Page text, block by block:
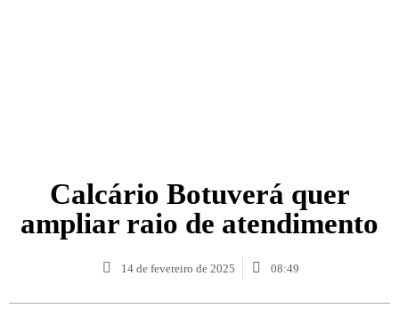
Calcário Botuverá quer
ampliar raio de atendimento
14 de fevereiro de 2025 08:49